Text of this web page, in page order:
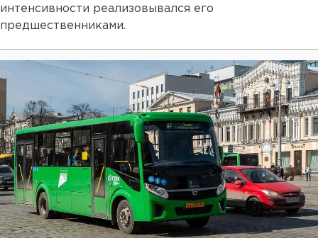
интенсивности реализовывался его
предшественниками.